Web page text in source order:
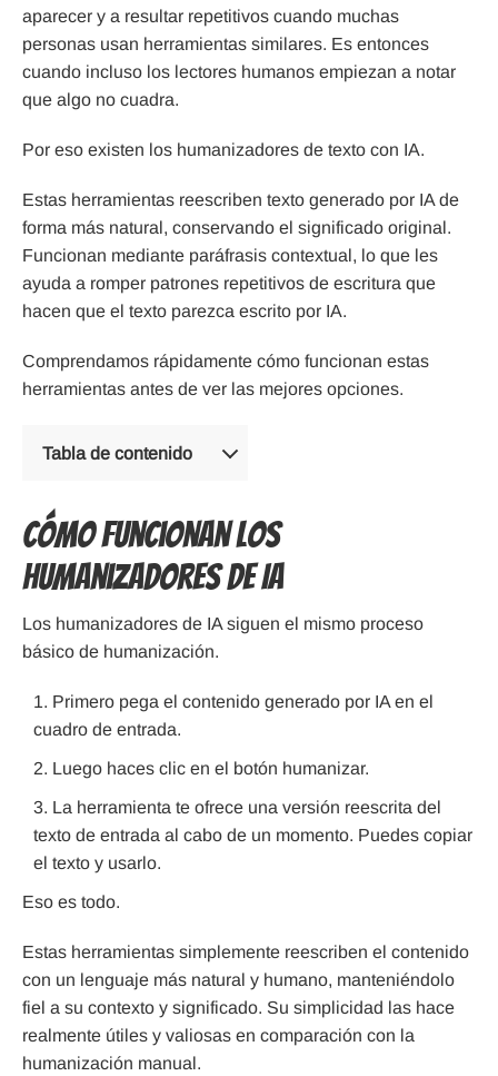
aparecer y a resultar repetitivos cuando muchas
personas usan herramientas similares. Es entonces
cuando incluso los lectores humanos empiezan a notar
que algo no cuadra.
Por eso existen los humanizadores de texto con IA.
Estas herramientas reescriben texto generado por IA de
forma más natural, conservando el significado original.
Funcionan mediante paráfrasis contextual, lo que les
ayuda a romper patrones repetitivos de escritura que
hacen que el texto parezca escrito por IA.
Comprendamos rápidamente cómo funcionan estas
herramientas antes de ver las mejores opciones.
Tabla de contenido
Cómo funcionan los
humanizadores de IA
Los humanizadores de IA siguen el mismo proceso
básico de humanización.
Primero pega el contenido generado por IA en el
cuadro de entrada.
Luego haces clic en el botón humanizar.
La herramienta te ofrece una versión reescrita del
texto de entrada al cabo de un momento. Puedes copiar
el texto y usarlo.
Eso es todo.
Estas herramientas simplemente reescriben el contenido
con un lenguaje más natural y humano, manteniéndolo
fiel a su contexto y significado. Su simplicidad las hace
realmente útiles y valiosas en comparación con la
humanización manual.